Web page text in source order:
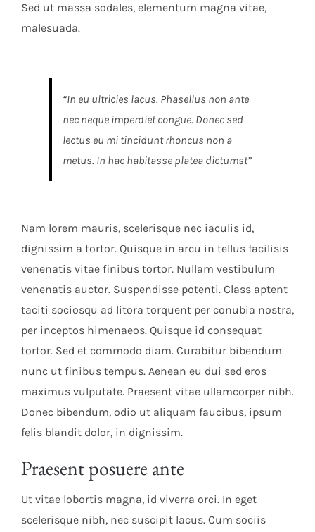
Sed ut massa sodales, elementum magna vitae,
malesuada.
“In eu ultricies lacus. Phasellus non ante
nec neque imperdiet congue. Donec sed
lectus eu mi tincidunt rhoncus non a
metus. In hac habitasse platea dictumst”
Nam lorem mauris, scelerisque nec iaculis id,
dignissim a tortor. Quisque in arcu in tellus facilisis
venenatis vitae finibus tortor. Nullam vestibulum
venenatis auctor. Suspendisse potenti. Class aptent
taciti sociosqu ad litora torquent per conubia nostra,
per inceptos himenaeos. Quisque id consequat
tortor. Sed et commodo diam. Curabitur bibendum
nunc ut finibus tempus. Aenean eu dui sed eros
maximus vulputate. Praesent vitae ullamcorper nibh.
Donec bibendum, odio ut aliquam faucibus, ipsum
felis blandit dolor, in dignissim.
Praesent posuere ante
Ut vitae lobortis magna, id viverra orci. In eget
scelerisque nibh, nec suscipit lacus. Cum sociis